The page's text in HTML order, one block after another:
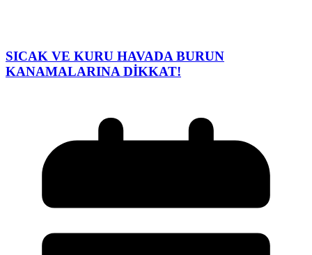
SICAK VE KURU HAVADA BURUN
KANAMALARINA DİKKAT!